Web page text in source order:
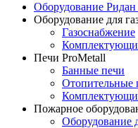
Оборудование Ридан
Оборудование для
Газоснабжение
Печи ProMetall
Банные печи
Отопительные
Пожарное
Оборудование